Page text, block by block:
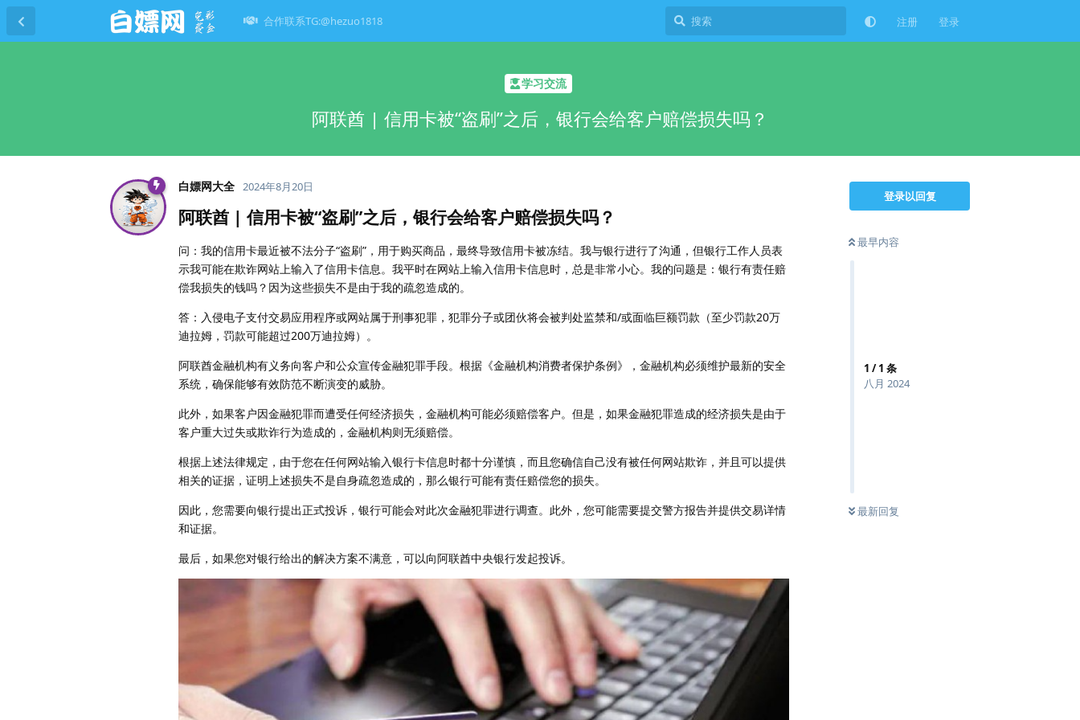
合作联系TG:@hezuo1818 注册 登录
学习交流
阿联酋 | 信用卡被“盗刷”之后，银行会给客户赔偿损失吗？
登录以回复
最早内容
1 /1 条
八月 2024
最新回复
白嫖网大全 2024年8月20日
阿联酋 | 信用卡被“盗刷”之后，银行会给客户赔偿损失吗？
问：我的信用卡最近被不法分子“盗刷”，用于购买商品，最终导致信用卡被冻结。我与银行进行了沟通，但银行工作人员表
示我可能在欺诈网站上输入了信用卡信息。我平时在网站上输入信用卡信息时，总是非常小心。我的问题是：银行有责任赔
偿我损失的钱吗？因为这些损失不是由于我的疏忽造成的。
答：入侵电子支付交易应用程序或网站属于刑事犯罪，犯罪分子或团伙将会被判处监禁和/或面临巨额罚款（至少罚款20万
迪拉姆，罚款可能超过200万迪拉姆）。
阿联酋金融机构有义务向客户和公众宣传金融犯罪手段。根据《金融机构消费者保护条例》，金融机构必须维护最新的安全
系统，确保能够有效防范不断演变的威胁。
此外，如果客户因金融犯罪而遭受任何经济损失，金融机构可能必须赔偿客户。但是，如果金融犯罪造成的经济损失是由于
客户重大过失或欺诈行为造成的，金融机构则无须赔偿。
根据上述法律规定，由于您在任何网站输入银行卡信息时都十分谨慎，而且您确信自己没有被任何网站欺诈，并且可以提供
相关的证据，证明上述损失不是自身疏忽造成的，那么银行可能有责任赔偿您的损失。
因此，您需要向银行提出正式投诉，银行可能会对此次金融犯罪进行调查。此外，您可能需要提交警方报告并提供交易详情
和证据。
最后，如果您对银行给出的解决方案不满意，可以向阿联酋中央银行发起投诉。